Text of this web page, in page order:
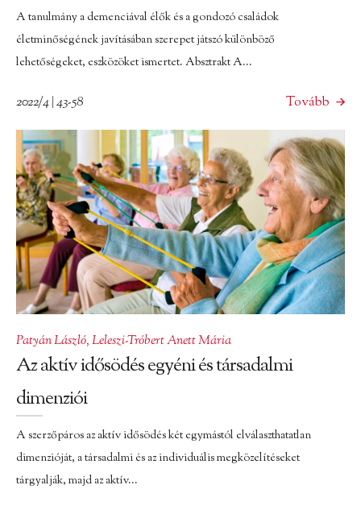
A tanulmány a demenciával élők és a gondozó családok
életminőségének javításában szerepet játszó különböző
lehetőségeket, eszközöket ismertet. Absztrakt A...
2022/4 | 43-58 Tovább
Patyán László,Leleszi-Tróbert Anett Mária
Az aktív idősödés egyéni és társadalmi
dimenziói
A szerzőpáros az aktív idősödés két egymástól elválaszthatatlan
dimenzióját, a társadalmi és az individuális megközelítéseket
tárgyalják, majd az aktív...